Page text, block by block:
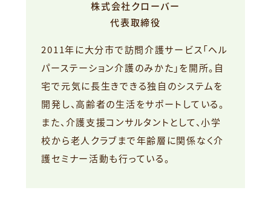
株式会社クローバー
代表取締役
2011年に大分市で訪問介護サービス「ヘル
パーステーション介護のみかた」を開所。自
宅で元気に長生きできる独自のシステムを
開発し、高齢者の生活をサポートしている。
また、介護支援コンサルタントとして、小学
校から老人クラブまで年齢層に関係なく介
護セミナー活動も行っている。